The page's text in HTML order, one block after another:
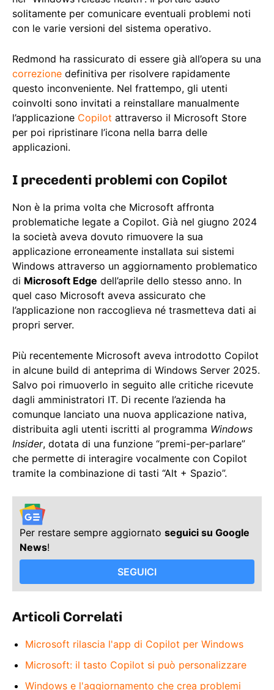
solitamente per comunicare eventuali problemi noti
con le varie versioni del sistema operativo.
Redmond ha rassicurato di essere già all’opera su una
correzione definitiva per risolvere rapidamente
questo inconveniente. Nel frattempo, gli utenti
coinvolti sono invitati a reinstallare manualmente
l’applicazione Copilot attraverso il Microsoft Store
per poi ripristinare l’icona nella barra delle
applicazioni.
I precedenti problemi con Copilot
Non è la prima volta che Microsoft affronta
problematiche legate a Copilot. Già nel giugno 2024
la società aveva dovuto rimuovere la sua
applicazione erroneamente installata sui sistemi
Windows attraverso un aggiornamento problematico
di Microsoft Edge dell’aprile dello stesso anno. In
quel caso Microsoft aveva assicurato che
l’applicazione non raccoglieva né trasmetteva dati ai
propri server.
Più recentemente Microsoft aveva introdotto Copilot
in alcune build di anteprima di Windows Server 2025.
Salvo poi rimuoverlo in seguito alle critiche ricevute
dagli amministratori IT. Di recente l’azienda ha
comunque lanciato una nuova applicazione nativa,
distribuita agli utenti iscritti al programma Windows
Insider, dotata di una funzione “premi-per-parlare”
che permette di interagire vocalmente con Copilot
tramite la combinazione di tasti “Alt + Spazio”.
Per restare sempre aggiornato seguici su Google
News!
SEGUICI
Articoli Correlati
Microsoft rilascia l'app di Copilot per Windows
Microsoft: il tasto Copilot si può personalizzare
Windows e l'aggiornamento che crea problemi